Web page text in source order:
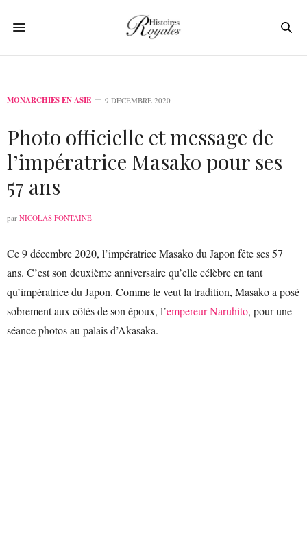
MONARCHIES EN ASIE 9 DÉCEMBRE 2020
Photo officielle et message de
l’impératrice Masako pour ses
57 ans
par NICOLAS FONTAINE
Ce 9 décembre 2020, l’impératrice Masako du Japon fête ses 57
ans. C’est son deuxième anniversaire qu’elle célèbre en tant
qu’impératrice du Japon. Comme le veut la tradition, Masako a posé
sobrement aux côtés de son époux, l’empereur Naruhito, pour une
séance photos au palais d’Akasaka.